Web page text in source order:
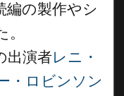
編の製作やシ
出演者レニ・
・ロビンソン